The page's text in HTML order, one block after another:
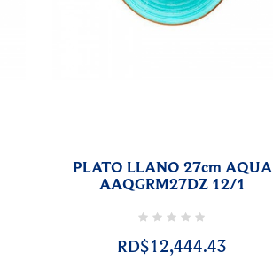
PLATO LLANO 27cm AQUA
AAQGRM27DZ 12/1
RD$12,444.43